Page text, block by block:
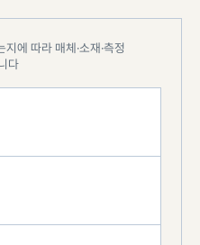
에 따라 매체·소재·측정
다